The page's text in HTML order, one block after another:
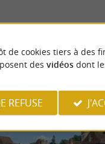
POUR
de cookies tiers à des
des vidéosdont
REFUSE